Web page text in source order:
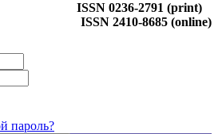
ISSN 0236-2791 (print)
ISSN 2410-8685 (online)
пароль?